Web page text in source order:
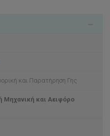
και Παρατήρηση Γης
Μηχανική και Αειφόρο